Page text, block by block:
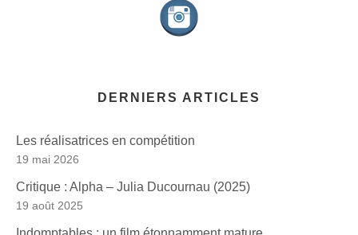
DERNIERS ARTICLES
Les réalisatrices en compétition
19 mai 2026
Critique : Alpha – Julia Ducournau (2025)
19 août 2025